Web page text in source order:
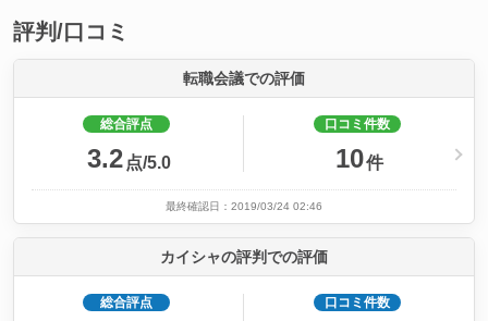
評判/口コミ
転職会議での評価
総合評点
3.2 点/5.0
口コミ件数
10件
最終確認日：2019/03/24 02:46
カイシャの評判での評価
総合評点 口コミ件数